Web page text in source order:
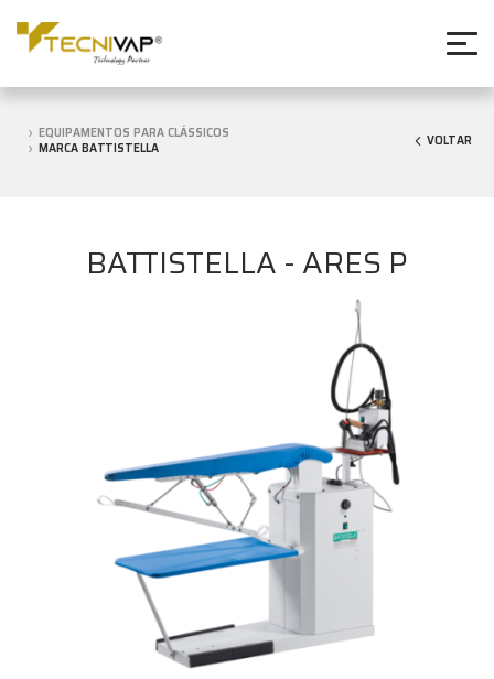
EQUIPAMENTOS PARA CLÁSSICOS
MARCA BATTISTELLA
VOLTAR
BATTISTELLA - ARES P